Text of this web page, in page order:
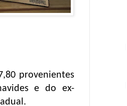
provenientes
e do ex-